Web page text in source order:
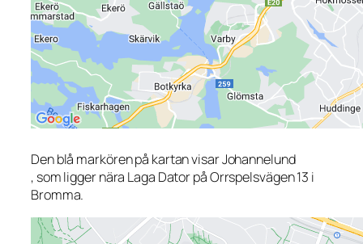
Den blå markören på kartan visar Johannelund
, som ligger nära Laga Dator på Orrspelsvägen 13 i
Bromma.